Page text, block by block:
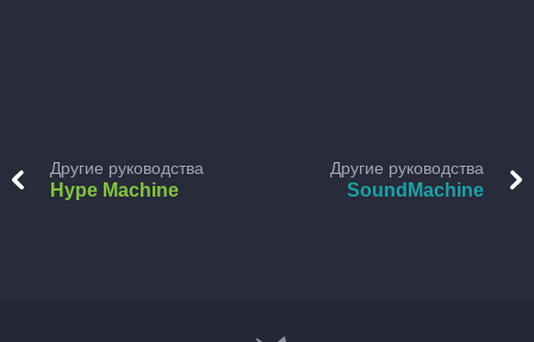
Другие руководства
Hype Machine
Другие руководства
SoundMachine